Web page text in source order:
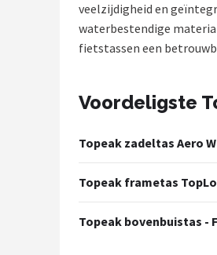
Stadsfietsen
Mountainbikes
POPULAIRE MERKEN
veelzijdigheid en
waterbestendige
fietstassen een
Voordeligste
Topeak zadeltas Aero
Topeak frametas
Topeak bovenbuistas -